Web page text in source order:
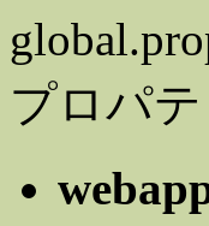
プロパ